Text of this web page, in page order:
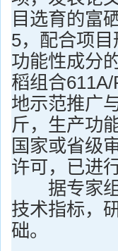
目选育的富
5，配合项
功能性成分
稻组合
地示范推广
斤，生产功
国家或省级
许可，已进
据专家组
技术指标，
础。